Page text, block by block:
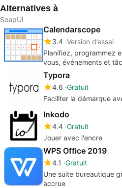
prêt à l'action
Alternatives à
SoapUI
Calendarscope
3.4 Version d’essai
Planifiez, programmez
vous, événements et
Typora
4.6 Gratuit
Faciliter la démarque
Inkodo
4.4 Gratuit
Jouer avec l'encre
WPS Office 2019
4.1 Gratuit
Une suite bureautique
accrue